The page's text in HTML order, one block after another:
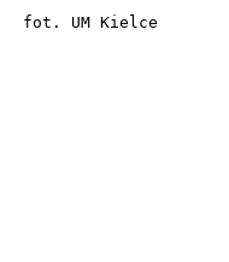
fot. UM Kielce